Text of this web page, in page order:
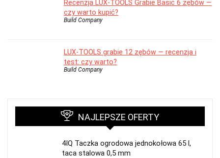
Recenzja LUX-TOOLS Grabie Basic 6 zębów —
czy warto kupić?
Build Company
LUX-TOOLS grabie 12 zębów — recenzja i
test: czy warto?
Build Company
NAJLEPSZE OFERTY
4IQ Taczka ogrodowa jednokołowa 65 l,
taca stalowa 0,5 mm